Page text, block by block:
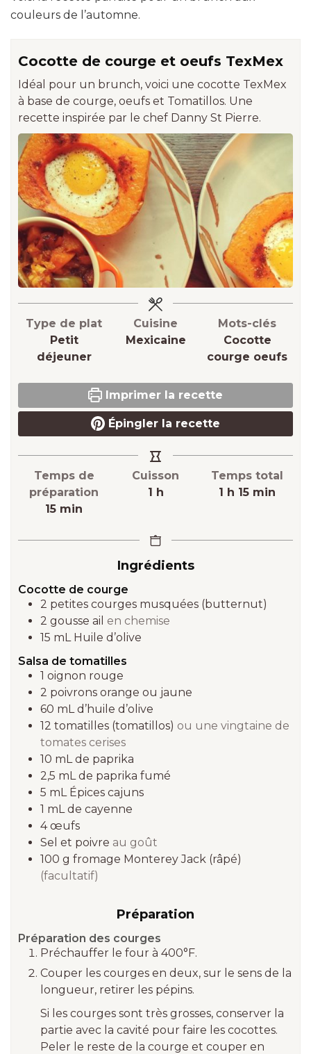
couleurs de l’automne.
Cocotte de courge et oeufs TexMex
Idéal pour un brunch, voici une cocotte TexMex
à base de courge, oeufs et Tomatillos. Une
recette inspirée par le chef Danny St Pierre.
Type de plat
Petit
déjeuner
Cuisine
Mexicaine
Mots-clés
Cocotte
courge oeufs
Imprimer la recette
Épingler la recette
Temps de
préparation
15minutes
min
Cuisson
1heure
h
Temps total
1 heure
h 15minutes
min
Ingrédients
Cocotte de courge
2 petites courges musquées (butternut)
2 gousse ail en chemise
15 mL Huile d’olive
Salsa de tomatilles
1 oignon rouge
2 poivrons orange ou jaune
60 mL d’huile d’olive
12 tomatilles (tomatillos) ou une vingtaine de
tomates cerises
10 mL de paprika
2,5 mL de paprika fumé
5 mL Épices cajuns
1 mL de cayenne
4 œufs
Sel et poivre au goût
100 g fromage Monterey Jack (râpé)
(facultatif)
Préparation
Préparation des courges
Préchauffer le four à 400°F.
Couper les courges en deux, sur le sens de la
longueur, retirer les pépins.
Si les courges sont très grosses, conserver la
partie avec la cavité pour faire les cocottes.
Peler le reste de la courge et couper en